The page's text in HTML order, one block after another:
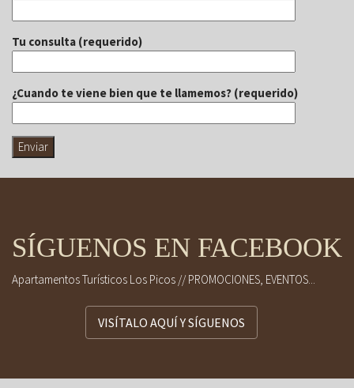
Tu consulta (requerido)
¿Cuando te viene bien que te llamemos? (requerido)
SÍGUENOS EN FACEBOOK
Apartamentos Turísticos Los Picos // PROMOCIONES, EVENTOS...
VISÍTALO AQUÍ Y SÍGUENOS